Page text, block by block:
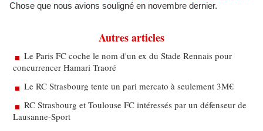
Chose que nous avions souligné en novembre dernier.
Autres articles
Le Paris FC coche le nom d'un ex du Stade Rennais pour
concurrencer Hamari Traoré
Le RC Strasbourg tente un pari mercato à seulement 3M€
RC Strasbourg et Toulouse FC intéressés par un défenseur de
Lausanne-Sport